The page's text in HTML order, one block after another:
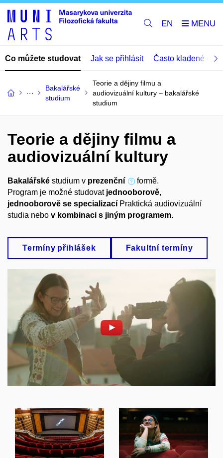
EN
Co můžete studovat Jak se přihlásit Často kladené
Bakalářské
studium
Teorie a dějiny filmu a
audiovizuální kultury – bakalářské
studium
Teorie a dějiny filmu a
audiovizuální kultury
Bakalářské studium v prezenční
formě.
Program je možné studovat jednooborově,
jednooborově se specializací Praktická audiovizuální
studia nebo v kombinaci s jiným programem.
Termíny přihlášek Fakultní termíny
Povolit cookies a přehrát
Otevřít na youtube.com